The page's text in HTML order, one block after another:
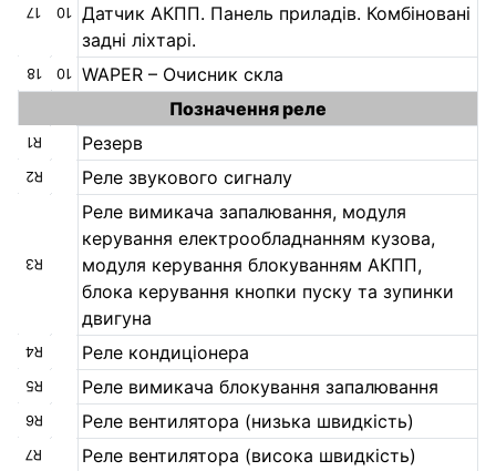
17 10
Датчик АКПП. Панель приладів. Комбіновані
задні ліхтарі.
18 10
WAPER – Очисник скла
Позначення реле
R1 Резерв
R2 Реле звукового сигналу
R3
Реле вимикача запалювання, модуля
керування електрообладнанням кузова,
модуля керування блокуванням АКПП,
блока керування кнопки пуску та зупинки
двигуна
R4 Реле кондиціонера
R5 Реле вимикача блокування запалювання
R6 Реле вентилятора (низька швидкість)
R7 Реле вентилятора (висока швидкість)